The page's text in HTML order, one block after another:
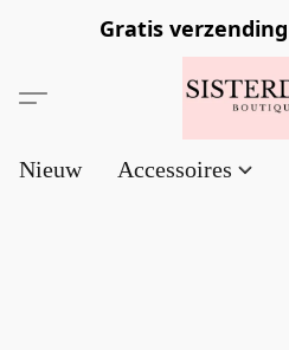
Gratis verzending
Nieuw Accessoires